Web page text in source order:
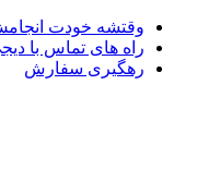
خودت انجامش بدی
های تماس با دیجی پارکت
سفارش